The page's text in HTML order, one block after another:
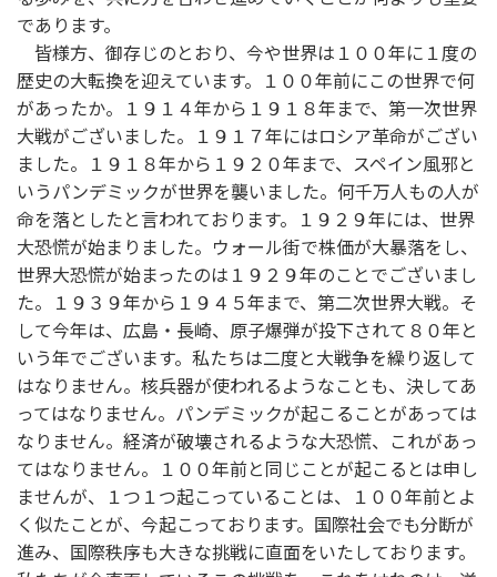
であります。
皆様方、御存じのとおり、今や世界は１００年に１度の
歴史の大転換を迎えています。１００年前にこの世界で何
があったか。１９１４年から１９１８年まで、第一次世界
大戦がございました。１９１７年にはロシア革命がござい
ました。１９１８年から１９２０年まで、スペイン風邪と
いうパンデミックが世界を襲いました。何千万人もの人が
命を落としたと言われております。１９２９年には、世界
大恐慌が始まりました。ウォール街で株価が大暴落をし、
世界大恐慌が始まったのは１９２９年のことでございまし
た。１９３９年から１９４５年まで、第二次世界大戦。そ
して今年は、広島・長崎、原子爆弾が投下されて８０年と
いう年でございます。私たちは二度と大戦争を繰り返して
はなりません。核兵器が使われるようなことも、決してあ
ってはなりません。パンデミックが起こることがあっては
なりません。経済が破壊されるような大恐慌、これがあっ
てはなりません。１００年前と同じことが起こるとは申し
ませんが、１つ１つ起こっていることは、１００年前とよ
く似たことが、今起こっております。国際社会でも分断が
進み、国際秩序も大きな挑戦に直面をいたしております。